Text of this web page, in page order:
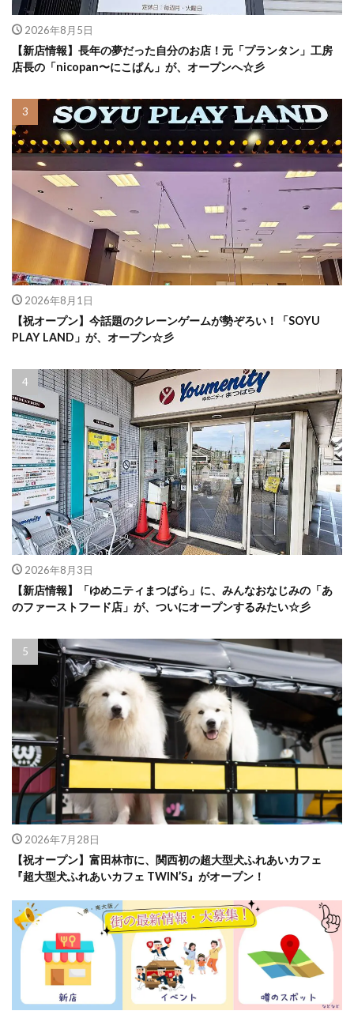
2026年8月5日
【新店情報】長年の夢だった自分のお店！元「プランタン」工房
店長の「nicopan〜にこぱん」が、オープンへ☆彡
2026年8月1日
【祝オープン】今話題のクレーンゲームが勢ぞろい！「SOYU
PLAY LAND」が、オープン☆彡
2026年8月3日
【新店情報】「ゆめニティまつばら」に、みんなおなじみの「あ
のファーストフード店」が、ついにオープンするみたい☆彡
2026年7月28日
【祝オープン】富田林市に、関西初の超大型犬ふれあいカフェ
『超大型犬ふれあいカフェ TWIN’S』がオープン！